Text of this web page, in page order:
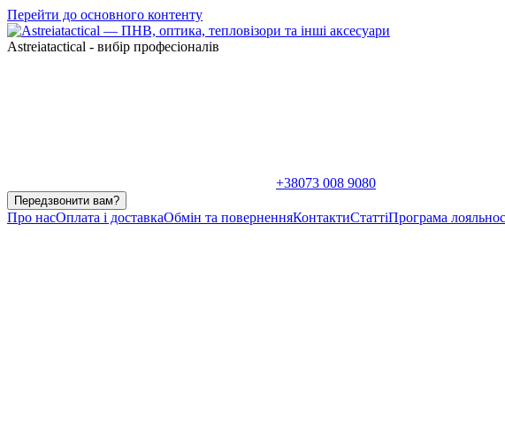
Перейти до основного контенту
Astreiatactical - вибір професіоналів
+38073 008 9080
Передзвонити вам?
Про насОплата і доставкаОбмін та поверненняКонтактиСтаттіПрограма